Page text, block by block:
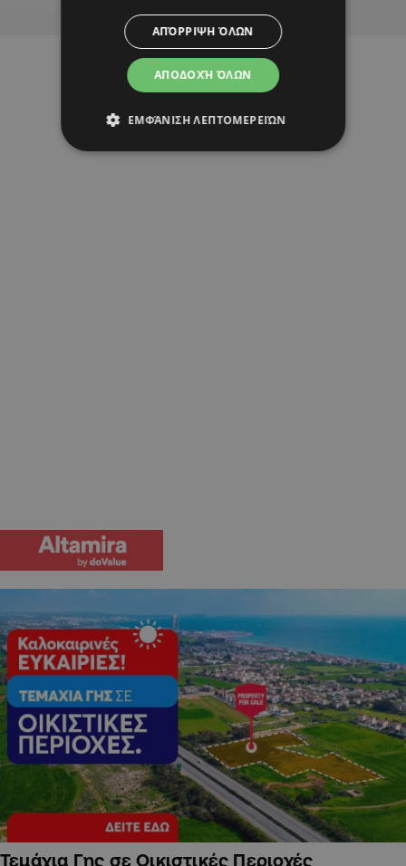
Τεμάχια Γης σε Οικιστικές Περιοχές
ΑΠΟΔΟΧΉ ΌΛΩΝ
ΑΠΌΡΡΙΨΗ ΌΛΩΝ
ΕΜΦΆΝΙΣΗ ΛΕΠΤΟΜΕΡΕΙΏΝ